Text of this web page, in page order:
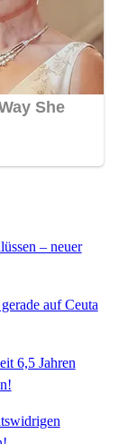
– neuer
auf Ceuta
6,5 Jahren